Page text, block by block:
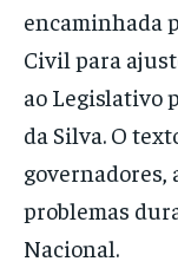
encaminhada
Civil para
ao Legislativo
da Silva. O
governadores,
problemas
Nacional.